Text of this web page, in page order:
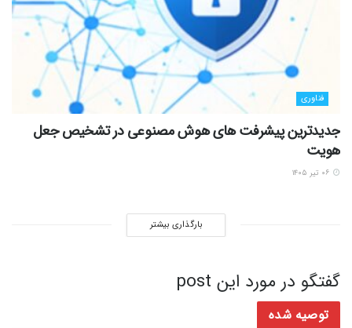
فناوری
جدیدترین پیشرفت های هوش مصنوعی در تشخیص جعل
هویت
بارگذاری بیشتر
گفتگو در مورد این post
توصیه شده